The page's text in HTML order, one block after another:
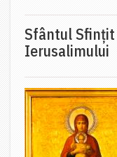
Sfântul
Ierusalimului